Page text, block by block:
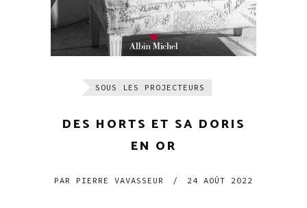
SOUS LES PROJECTEURS
DES HORTS ET SA DORIS
EN OR
PAR PIERRE VAVASSEUR / 24 AOÛT 2022